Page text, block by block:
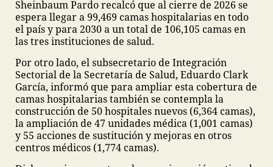
Sheinbaum Pardo recalcó que al cierre de 2026 se
espera llegar a 99,469 camas hospitalarias en todo
el país y para 2030 a un total de 106,105 camas en
las tres instituciones de salud.
Por otro lado, el subsecretario de Integración
Sectorial de la Secretaría de Salud, Eduardo Clark
García, informó que para ampliar esta cobertura de
camas hospitalarias también se contempla la
construcción de 50 hospitales nuevos (6,364 camas),
la ampliación de 47 unidades médica (1,001 camas)
y 55 acciones de sustitución y mejoras en otros
centros médicos (1,774 camas).